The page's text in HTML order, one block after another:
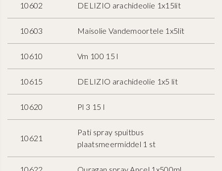
10602 DELIZIO arachideolie 1x15lit
10603 Maisolie Vandemoortele 1x5lit
10610 Vm 100 15 l
10615 DELIZIO arachideolie 1x5 lit
10620 Pl 3 15 l
10621
Pati spray spuitbus
plaatsmeermiddel 1 st